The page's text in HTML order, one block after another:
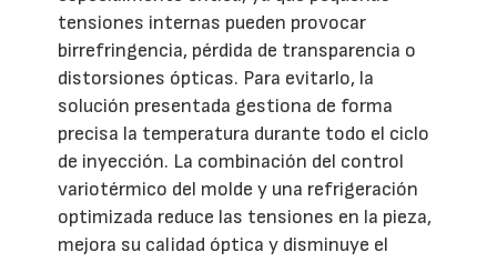
tensiones internas pueden provocar
birrefringencia, pérdida de transparencia o
distorsiones ópticas. Para evitarlo, la
solución presentada gestiona de forma
precisa la temperatura durante todo el ciclo
de inyección. La combinación del control
variotérmico del molde y una refrigeración
optimizada reduce las tensiones en la pieza,
mejora su calidad óptica y disminuye el